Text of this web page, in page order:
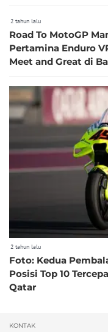
2 tahun lalu
Road To MotoGP
Pertamina Enduro
Meet and Great di
2 tahun lalu
Foto: Kedua
Posisi Top 10
Qatar
KONTAK